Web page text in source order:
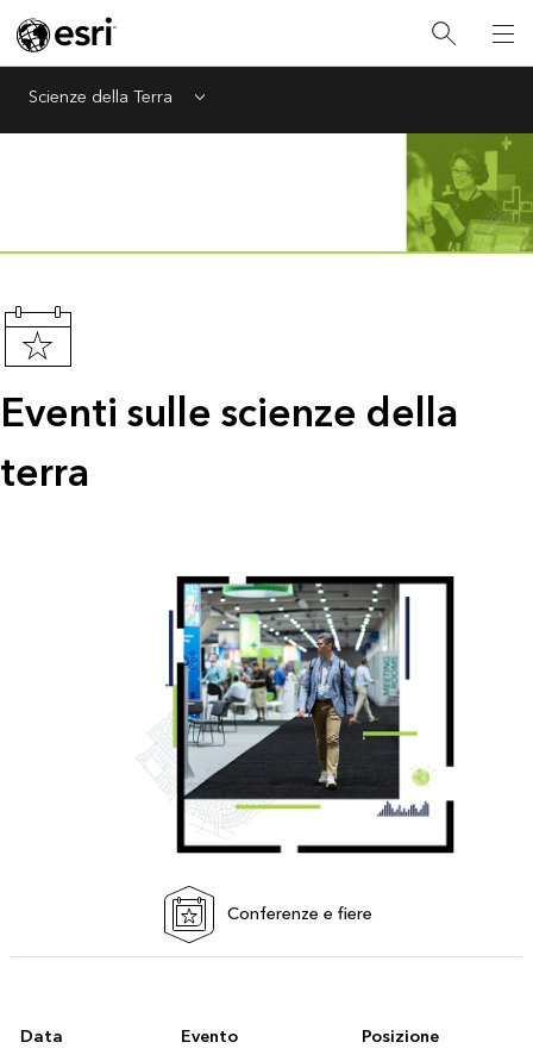
Scienze della Terra Menu
Eventi sulle scienze della
terra
Conferenze e fiere
Data Evento Posizione